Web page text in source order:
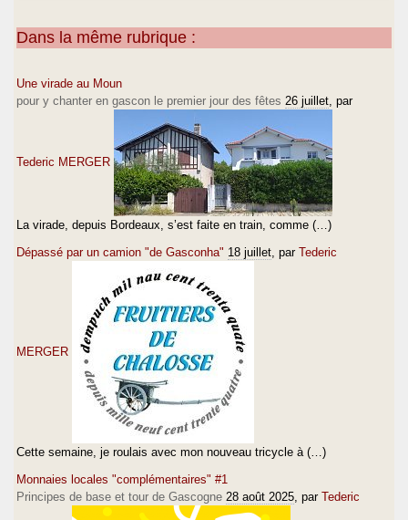
Dans la même rubrique :
Une virade au Moun
pour y chanter en gascon le premier jour des fêtes 26 juillet , par
Tederic MERGER
La virade, depuis Bordeaux, s’est faite en train, comme (…)
Dépassé par un camion "de Gasconha" 18 juillet , par Tederic
MERGER
Cette semaine, je roulais avec mon nouveau tricycle à (…)
Monnaies locales "complémentaires" #1
Principes de base et tour de Gascogne 28 août 2025 , par Tederic